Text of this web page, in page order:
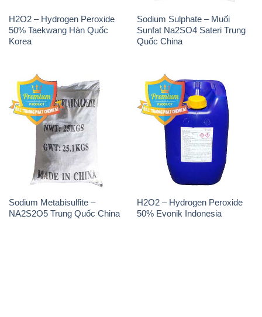
H2O2 – Hydrogen Peroxide
50% Taekwang Hàn Quốc
Korea
Sodium Sulphate – Muối
Sunfat Na2SO4 Sateri Trung
Quốc China
Sodium Metabisulfite –
NA2S2O5 Trung Quốc China
H2O2 – Hydrogen Peroxide
50% Evonik Indonesia